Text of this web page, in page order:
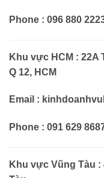
Phone : 096 880
Khu vực HCM : 22A
Q 12, HCM
Email :
Phone : 091 629
Khu vực Vũng Tàu